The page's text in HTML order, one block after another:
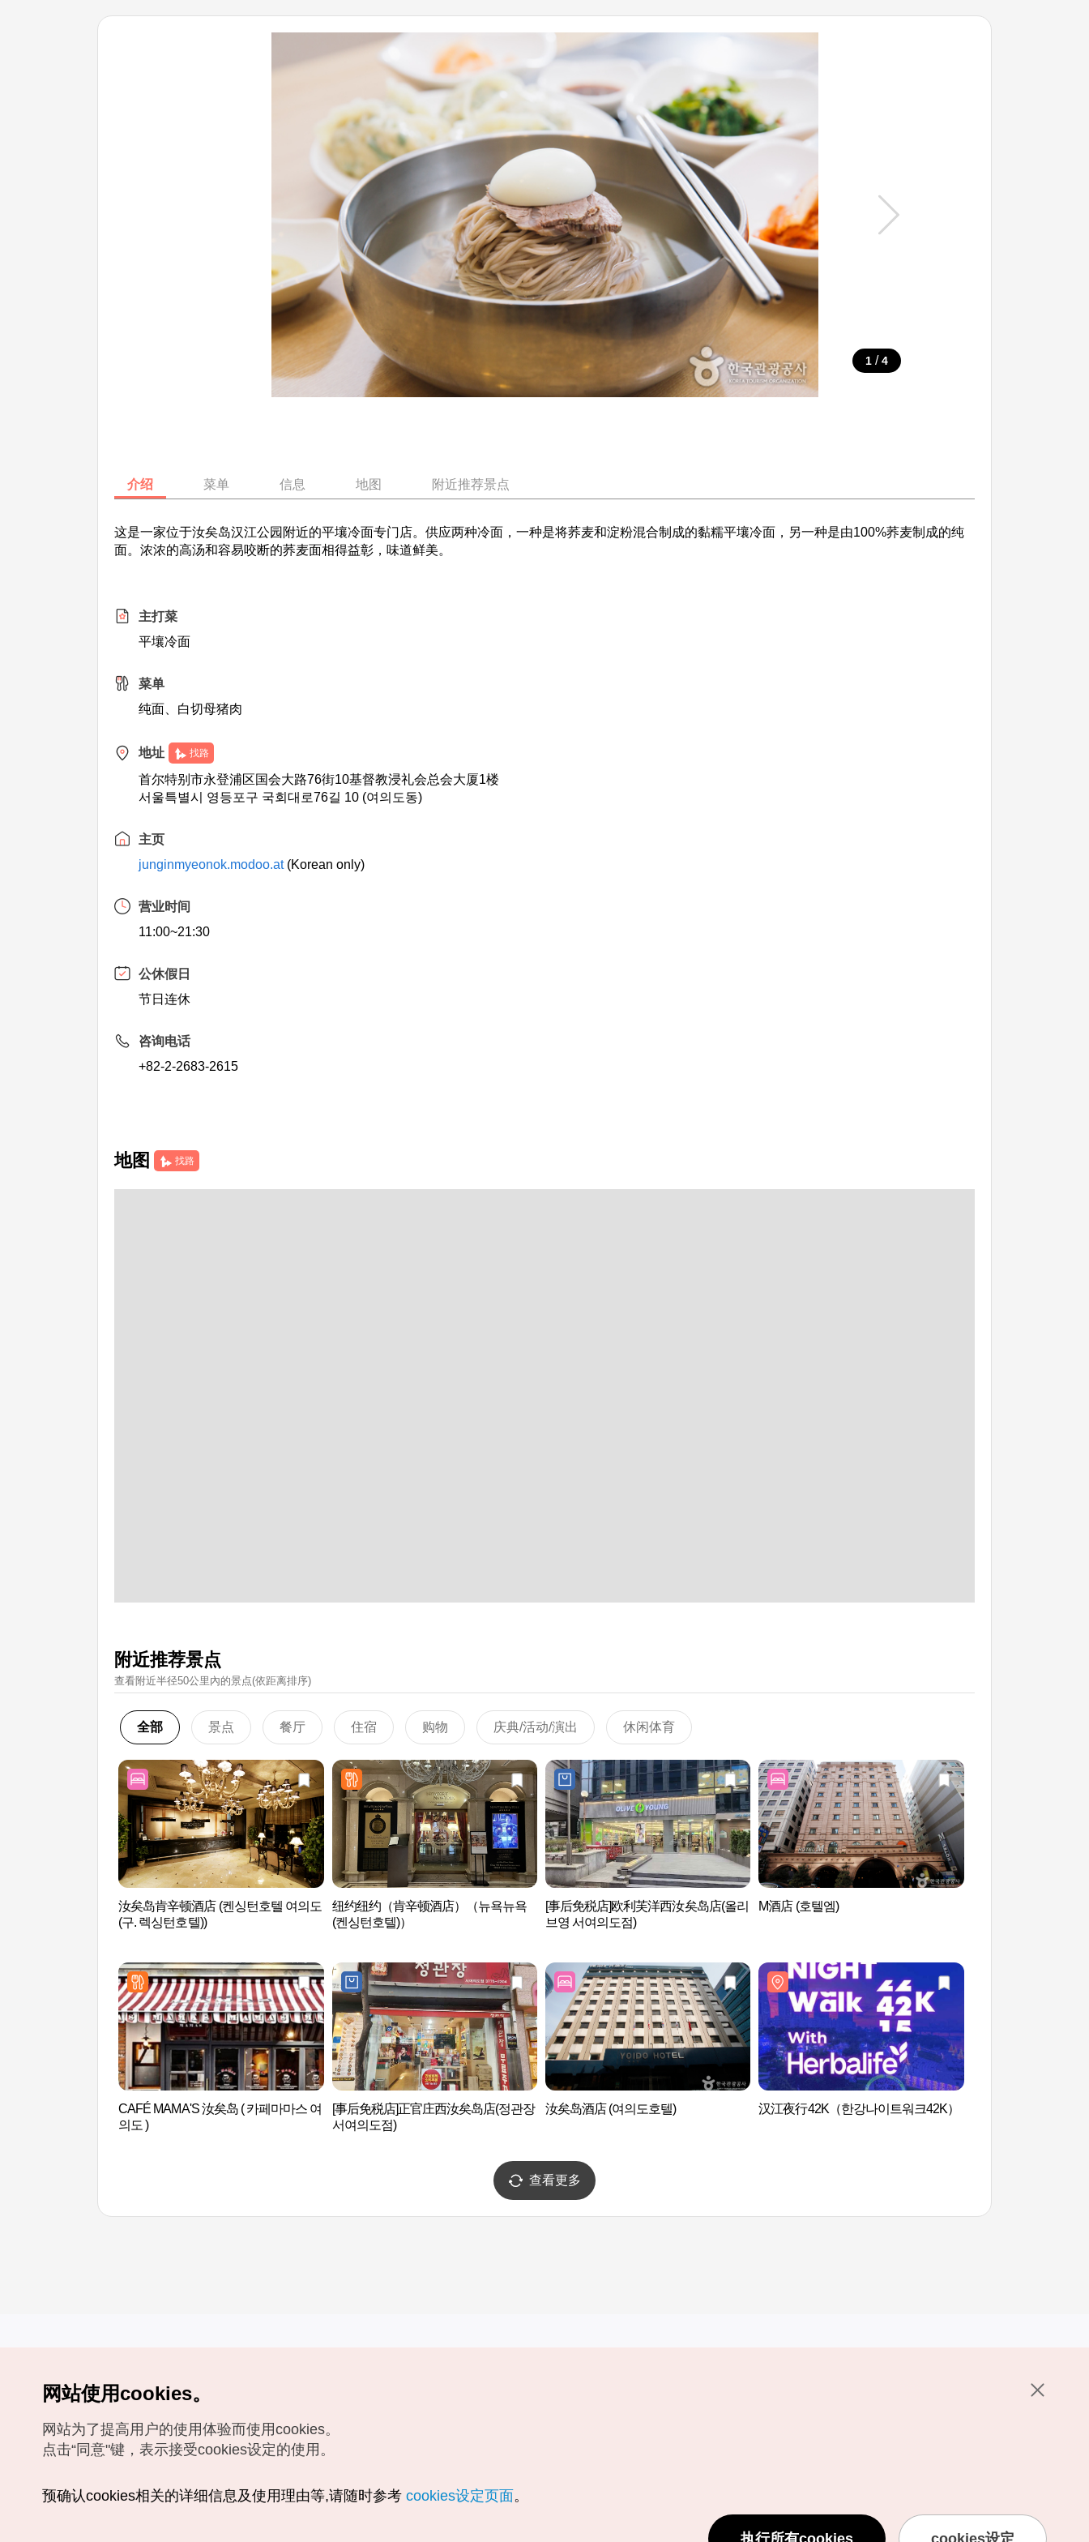
1 / 4
介绍 菜单 信息 地图 附近推荐景点
这是一家位于汝矣岛汉江公园附近的平壤冷面专门店。供应两种冷面，一种是将荞麦和淀粉混合制成的黏糯平壤冷面，另一种是由100%荞麦制成的纯
面。浓浓的高汤和容易咬断的荞麦面相得益彰，味道鲜美。
主打菜
平壤冷面
菜单
纯面、白切母猪肉
地址 找路
首尔特别市永登浦区国会大路76街10基督教浸礼会总会大厦1楼
서울특별시 영등포구 국회대로76길 10 (여의도동)
主页
junginmyeonok.modoo.at(Korean only)
营业时间
11:00~21:30
公休假日
节日连休
咨询电话
+82-2-2683-2615
地图 找路
附近推荐景点
查看附近半径50公里內的景点(依距离排序)
全部 景点 餐厅 住宿 购物 庆典/活动/演出 休闲体育
汝矣岛肯辛顿酒店 (켄싱턴호텔 여의도
(구. 렉싱턴호텔))
纽约纽约（肯辛顿酒店）（뉴욕뉴욕
(켄싱턴호텔)）
[事后免税店]欧利芙洋西汝矣岛店(올리
브영 서여의도점)
M酒店 (호텔엠)
CAFÉ MAMA'S 汝矣岛 ( 카페마마스 여
의도 )
[事后免税店]正官庄西汝矣岛店(정관장
서여의도점)
汝矣岛酒店 (여의도호텔) 汉江夜行42K（한강나이트워크42K）
查看更多
数字图书 / 电子书
定位服务使用条款
个人位置信息处理方针
如有相关疑问或建议，欢迎来信。VISITKOREA官方邮箱
chnsim@knto.or.kr
网站使用cookies。
网站为了提高用户的使用体验而使用cookies。
点击“同意"键，表示接受cookies设定的使用。
预确认cookies相关的详细信息及使用理由等,请随时参考 cookies设定页面。
执行所有cookies cookies设定